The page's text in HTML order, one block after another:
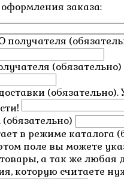
заказа:
получателя
(обязательно)
(обязательно).
в режиме каталога
поле вы можете
а так же любая
которую считаете